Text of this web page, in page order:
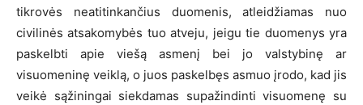
tikrovės neatitinkančius duomenis, atleidžiamas nuo
civilinės atsakomybės tuo atveju, jeigu tie duomenys yra
paskelbti apie viešą asmenį bei jo valstybinę ar
visuomeninę veiklą, o juos paskelbęs asmuo įrodo, kad jis
veikė sąžiningai siekdamas supažindinti visuomenę su